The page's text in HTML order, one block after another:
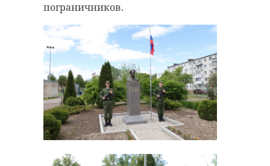
пограничников.